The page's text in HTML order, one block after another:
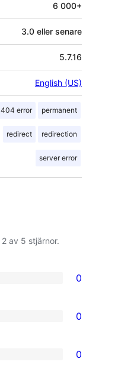
6 000+
3.0 eller senare
5.7.16
English (US)
404 error permanent
redirect redirection
server error
2 av 5 stjärnor.
0
0
0